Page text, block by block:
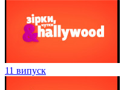
11 випуск